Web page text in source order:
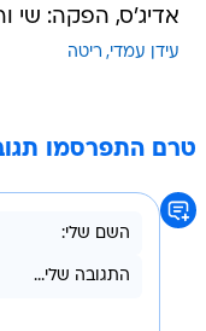
אדיג'ס, הפקה: שי
עידן עמדי ריטה
טרם התפרסמו